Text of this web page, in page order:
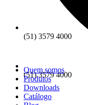
(51) 3579 4000
(51) 3579 4000
Quem somos
Produtos
Downloads
Catálogo